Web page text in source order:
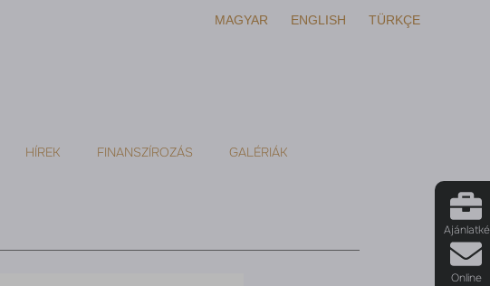
MAGYAR ENGLISH TÜRKÇE
HÍREK FINANSZÍROZÁS GALÉRIÁK
Online